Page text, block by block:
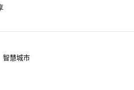
智慧城市